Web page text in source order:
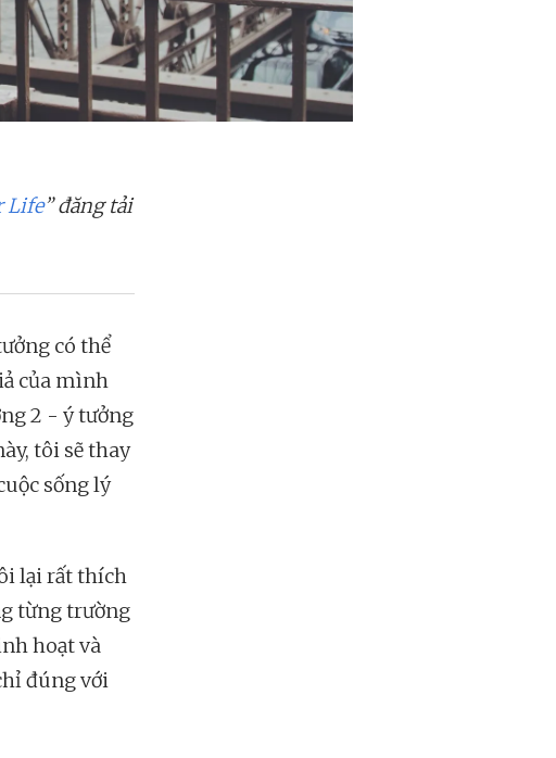
Life” đăng tải
có thể
của mình
2 - ý tưởng
tôi sẽ thay
sống lý
lại rất thích
từng trường
hoạt và
đúng với